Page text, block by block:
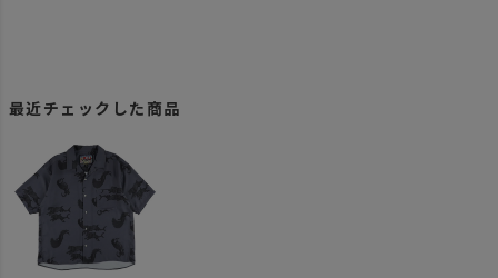
最近チェックした商品